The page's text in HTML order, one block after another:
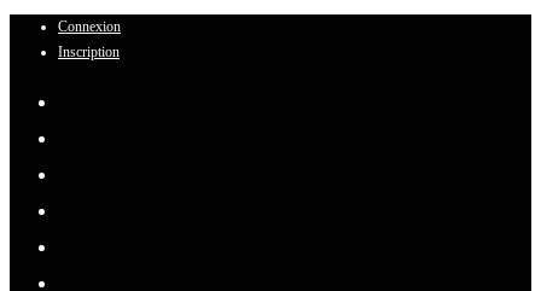
Skip
content
Connexion
Inscription